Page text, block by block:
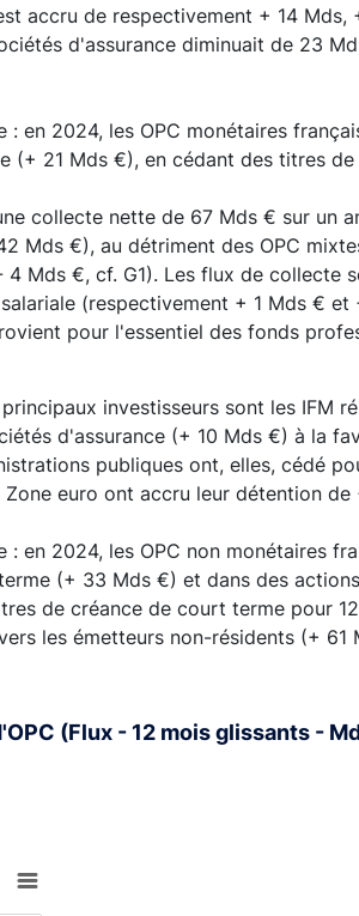
accru de respectivement + 14 Mds,
d'assurance diminuait de 23
en 2024, les OPC monétaires
(+ 21 Mds €), en cédant des titres
collecte nette de 67 Mds € sur un
Mds €), au détriment des OPC
4 Mds €, cf. G1). Les flux de collecte
(respectivement + 1 Mds €
pour l'essentiel des fonds
investisseurs sont les IFM
d'assurance (+ 10 Mds €) à la
publiques ont, elles, cédé
euro ont accru leur détention de
en 2024, les OPC non monétaires
(+ 33 Mds €) et dans des
de créance de court terme pour
les émetteurs non-résidents (+ 61
(Flux - 12 mois glissants -